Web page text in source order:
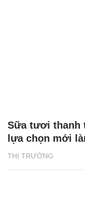
THỊ TRƯỜNG
Sữa tươi thanh
lựa chọn mới